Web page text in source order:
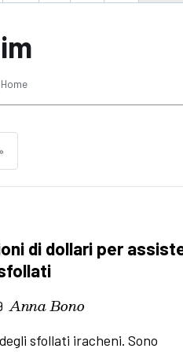
Home
»
di dollari per
Anna Bono
sfollati iracheni. Sono